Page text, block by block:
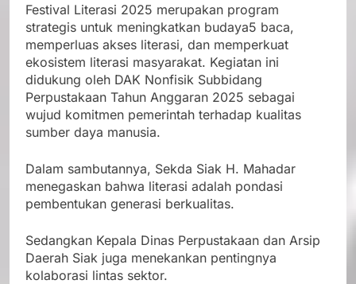
Festival Literasi 2025 merupakan program
strategis untuk meningkatkan budaya5 baca,
memperluas akses literasi, dan memperkuat
ekosistem literasi masyarakat. Kegiatan ini
didukung oleh DAK Nonfisik Subbidang
Perpustakaan Tahun Anggaran 2025 sebagai
wujud komitmen pemerintah terhadap kualitas
sumber daya manusia.
Dalam sambutannya, Sekda Siak H. Mahadar
menegaskan bahwa literasi adalah pondasi
pembentukan generasi berkualitas.
Sedangkan Kepala Dinas Perpustakaan dan Arsip
Daerah Siak juga menekankan pentingnya
kolaborasi lintas sektor.